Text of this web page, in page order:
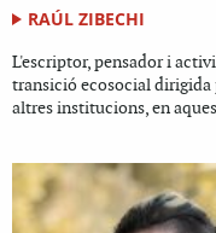
RAÚL ZIBECHI
L'escriptor, pensador i
transició ecosocial dirigida
altres institucions, en